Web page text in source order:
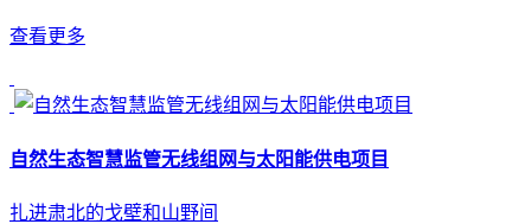
查看更多
自然生态智慧监管无线组网与太阳能供电项目
扎进肃北的戈壁和山野间